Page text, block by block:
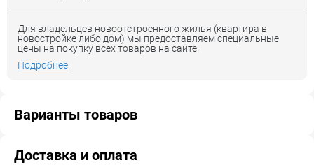
Для владельцев новоотстроенного жилья (квартира в
новостройке либо дом) мы предоставляем специальные
цены на покупку всех товаров на сайте.
Подробнее
Варианты товаров
Доставка и оплата